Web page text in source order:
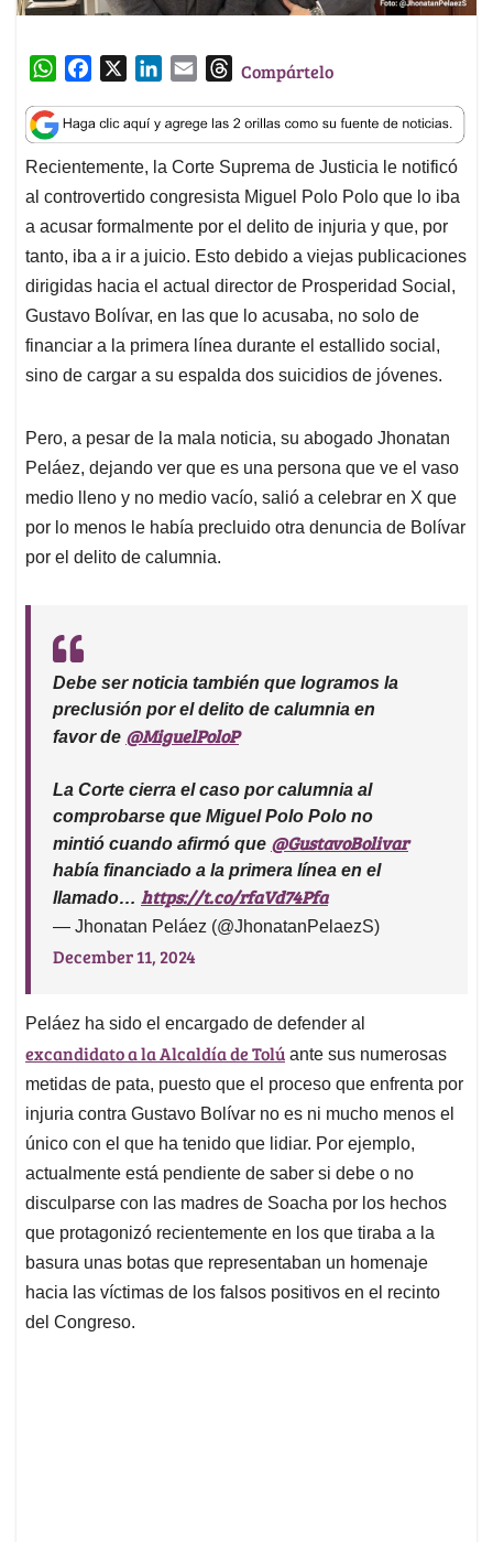
W
a
t
s
A
p
p
c
e
b
o
o
k
n
k
e
d
I
n
a
i
l
T
r
e
a
d
s
Compártelo
Recientemente, la Corte Suprema de Justicia le notificó
al controvertido congresista Miguel Polo Polo que lo iba
a acusar formalmente por el delito de injuria y que, por
tanto, iba a ir a juicio. Esto debido a viejas publicaciones
dirigidas hacia el actual director de Prosperidad Social,
Gustavo Bolívar, en las que lo acusaba, no solo de
financiar a la primera línea durante el estallido social,
sino de cargar a su espalda dos suicidios de jóvenes.
Pero, a pesar de la mala noticia, su abogado Jhonatan
Peláez, dejando ver que es una persona que ve el vaso
medio lleno y no medio vacío, salió a celebrar en X que
por lo menos le había precluido otra denuncia de Bolívar
por el delito de calumnia.
Debe ser noticia también que logramos la
preclusión por el delito de calumnia en
favor de @MiguelPoloP
La Corte cierra el caso por calumnia al
comprobarse que Miguel Polo Polo no
mintió cuando afirmó que @GustavoBolivar
había financiado a la primera línea en el
llamado… https://t.co/rfaVd74Pfa
— Jhonatan Peláez (@JhonatanPelaezS)
December 11, 2024
Peláez ha sido el encargado de defender al
excandidato a la Alcaldía de Tolú ante sus numerosas
metidas de pata, puesto que el proceso que enfrenta por
injuria contra Gustavo Bolívar no es ni mucho menos el
único con el que ha tenido que lidiar. Por ejemplo,
actualmente está pendiente de saber si debe o no
disculparse con las madres de Soacha por los hechos
que protagonizó recientemente en los que tiraba a la
basura unas botas que representaban un homenaje
hacia las víctimas de los falsos positivos en el recinto
del Congreso.